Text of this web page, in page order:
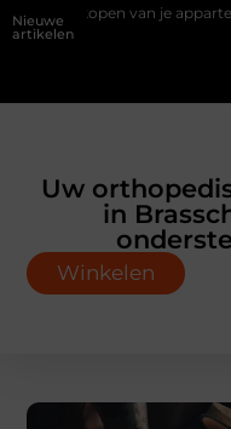
Nieuwe
artikelen
van je appartement
Uw
in
Winkelen